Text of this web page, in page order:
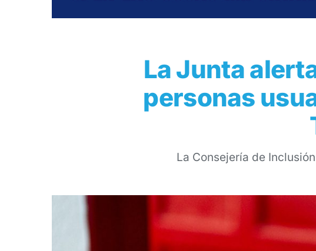
La Junta
personas
La Consejería de